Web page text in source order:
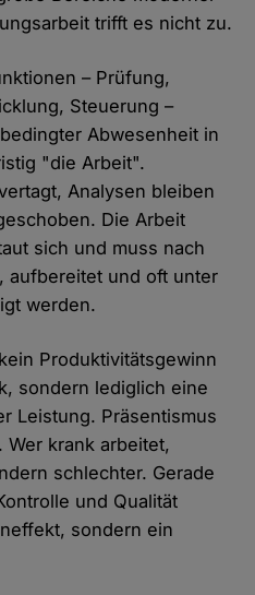
trifft es nicht zu.
– Prüfung,
Steuerung –
Abwesenheit in
"die Arbeit".
Analysen bleiben
Die Arbeit
sich und muss nach
aufbereitet und oft unter
werden.
Produktivitätsgewinn
sondern lediglich eine
Leistung. Präsentismus
krank arbeitet,
schlechter. Gerade
und Qualität
sondern ein